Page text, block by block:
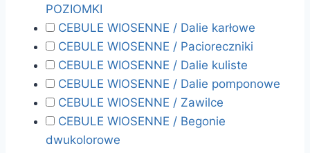
POZIOMKI
CEBULE WIOSENNE / Dalie karłowe
CEBULE WIOSENNE / Pacioreczniki
CEBULE WIOSENNE / Dalie kuliste
CEBULE WIOSENNE / Dalie pomponowe
CEBULE WIOSENNE / Zawilce
CEBULE WIOSENNE / Begonie
dwukolorowe